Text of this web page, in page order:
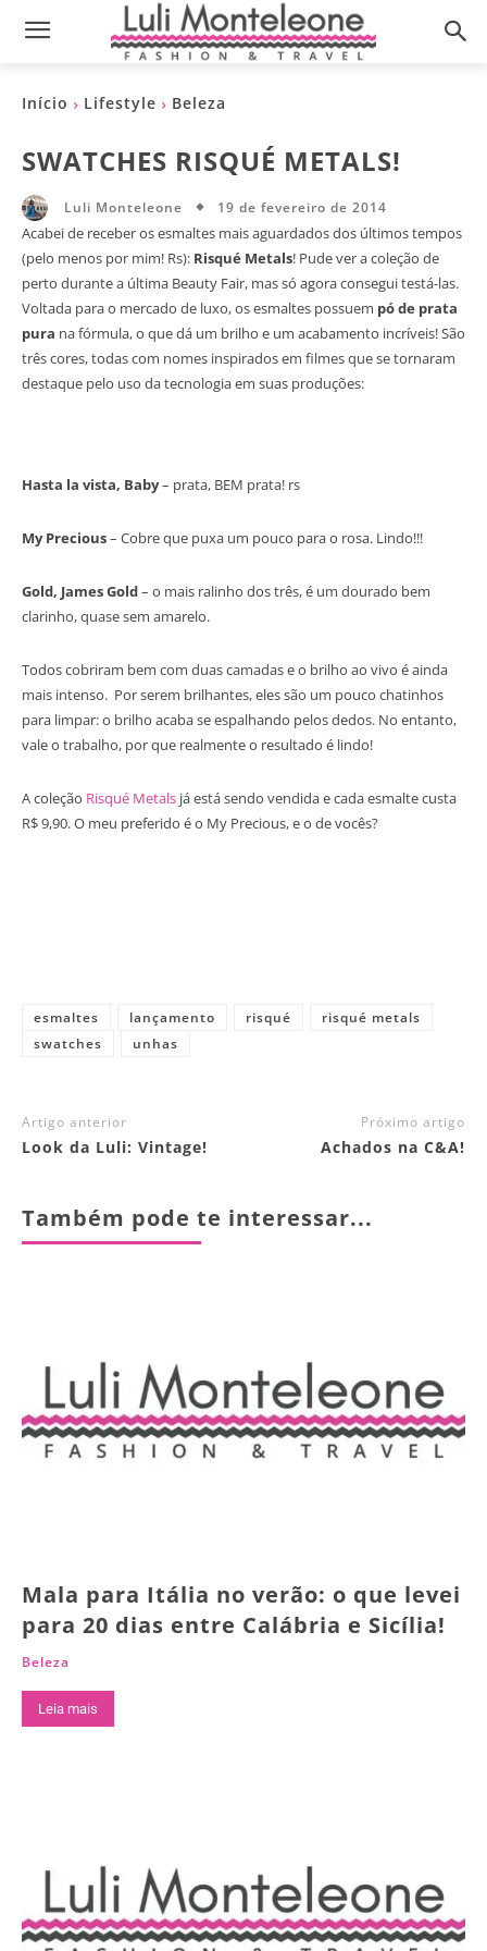
Início Lifestyle Beleza
SWATCHES RISQUÉ METALS!
Luli Monteleone 19 de fevereiro de 2014
Acabei de receber os esmaltes mais aguardados dos últimos tempos
(pelo menos por mim! Rs): Risqué Metals! Pude ver a coleção de
perto durante a última Beauty Fair, mas só agora consegui testá-las.
Voltada para o mercado de luxo, os esmaltes possuem pó de prata
pura na fórmula, o que dá um brilho e um acabamento incríveis! São
três cores, todas com nomes inspirados em filmes que se tornaram
destaque pelo uso da tecnologia em suas produções:
Hasta la vista, Baby– prata, BEM prata! rs
My Precious– Cobre que puxa um pouco para o rosa. Lindo!!!
Gold, James Gold– o mais ralinho dos três, é um dourado bem
clarinho, quase sem amarelo.
Todos cobriram bem com duas camadas e o brilho ao vivo é ainda
mais intenso. Por serem brilhantes, eles são um pouco chatinhos
para limpar: o brilho acaba se espalhando pelos dedos. No entanto,
vale o trabalho, por que realmente o resultado é lindo!
A coleção Risqué Metals já está sendo vendida e cada esmalte custa
R$ 9,90. O meu preferido é o My Precious, e o de vocês?
esmaltes lançamento risqué
risqué metals
swatches
unhas
Artigo anterior
Look da Luli: Vintage!
Próximo artigo
Achados na C&A!
Também pode te interessar...
Mala para Itália no verão: o que levei
para 20 dias entre Calábria e Sicília!
Beleza
Leia mais